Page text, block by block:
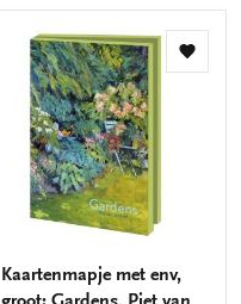
Kaartenmapje met env,